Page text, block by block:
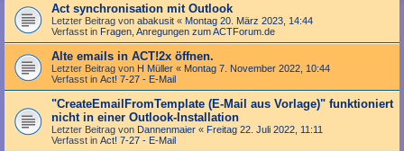
Act synchronisation mit Outlook
Letzter Beitrag von abakusit « Montag 20. März 2023, 14:44
Verfasst in Fragen, Anregungen zum ACTForum.de
Alte emails in ACT!2x öffnen.
Letzter Beitrag von H Müller « Montag 7. November 2022, 10:44
Verfasst in Act! 7-27 - E-Mail
"Create­Email­From­Template (E-Mail aus Vorlage)" funktioniert
nicht in einer Outlook-Installation
Letzter Beitrag von Dannenmaier « Freitag 22. Juli 2022, 11:11
Verfasst in Act! 7-27 - E-Mail